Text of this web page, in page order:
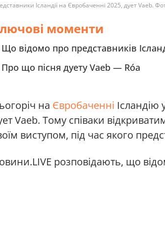
Ісландії на Євробаченні 2025, дует Vaeb.
моменти
Що відомо про представників
Про що пісня дуету Vaeb — Róa
на Євробаченні Ісландію
Vaeb. Тому співаки
виступом, під час якого
розповідають, що